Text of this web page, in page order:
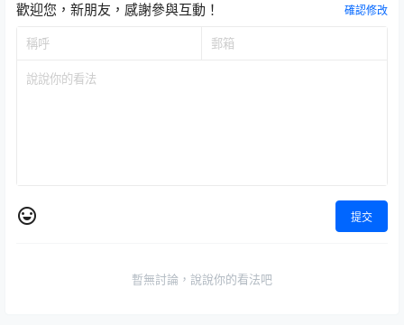
歡迎您，新朋友，感謝參與互動！ 確認修改
提交
暫無討論，說說你的看法吧